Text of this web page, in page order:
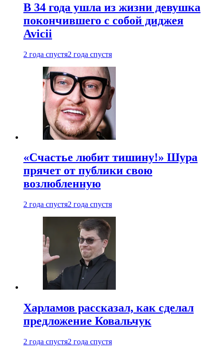
В 34 года ушла из жизни девушка
покончившего с собой диджея
Avicii
2 года спустя2 года спустя
«Счастье любит тишину!» Шура
прячет от публики свою
возлюбленную
2 года спустя2 года спустя
Харламов рассказал, как сделал
предложение Ковальчук
2 года спустя2 года спустя